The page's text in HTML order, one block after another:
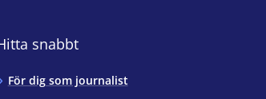
snabbt
För dig som journalist